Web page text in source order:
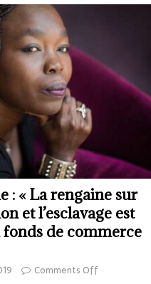
: « La rengaine sur
et l’esclavage est
de commerce
Comments Off